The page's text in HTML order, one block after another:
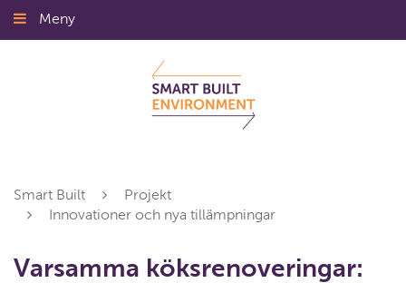
Gå
till
Meny
Smart Built
Projekt
Innovationer och nya tillämpningar
Varsamma köksrenoveringar: